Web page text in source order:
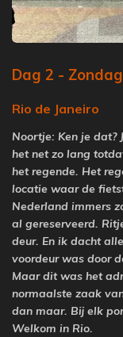
Dag 2 -
Rio de Janeiro
Noortje: Ken je dat?
het net zo lang
het regende. Het
locatie waar de
Nederland immers
al gereserveerd.
deur. En ik dacht
voordeur was door
Maar dit was het
normaalste zaak
dan maar. Bij elk
Welkom in Rio.